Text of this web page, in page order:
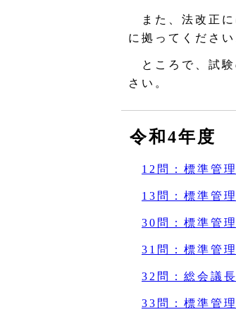
また、法改正に
に拠ってください
ところで、試験
さい。
令和4年度
12問：標準管
13問：標準管
30問：標準管
31問：標準管
32問：総会議
33問：標準管